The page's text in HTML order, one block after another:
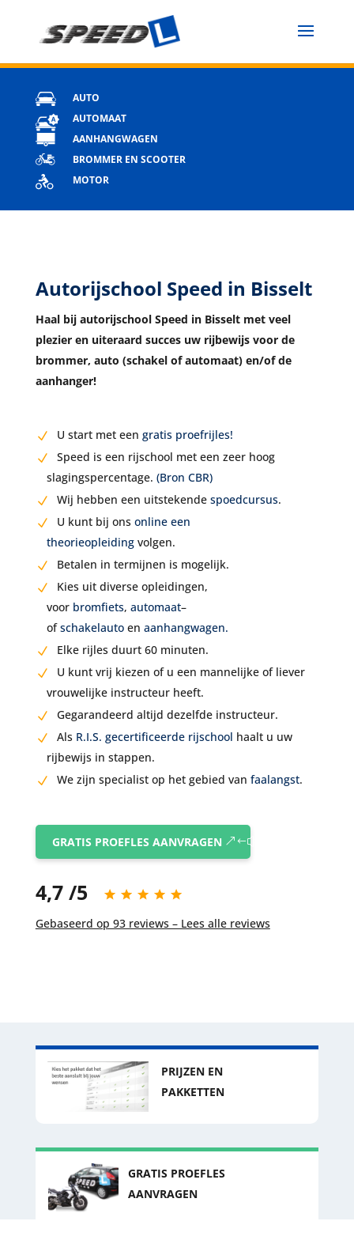
AUTO
AUTOMAAT
AANHANGWAGEN
BROMMER EN SCOOTER
MOTOR
Autorijschool Speed in Bisselt
Haal bij autorijschool Speed in Bisselt met veel
plezier en uiteraard succes uw rijbewijs voor de
brommer, auto (schakel of automaat) en/of de
aanhanger!
U start met een gratis proefrijles!
Speed is een rijschool met een zeer hoog
slagingspercentage. (Bron CBR)
Wij hebben een uitstekende spoedcursus.
U kunt bij ons online een
theorieopleiding volgen.
Betalen in termijnen is mogelijk.
Kies uit diverse opleidingen,
voor bromfiets, automaat–
of schakelauto en aanhangwagen.
Elke rijles duurt 60 minuten.
U kunt vrij kiezen of u een mannelijke of liever
vrouwelijke instructeur heeft.
Gegarandeerd altijd dezelfde instructeur.
Als R.I.S. gecertificeerde rijschool haalt u uw
rijbewijs in stappen.
We zijn specialist op het gebied van faalangst.
GRATIS PROEFLES AANVRAGEN
4,7 /5
Gebaseerd op 93 reviews – Lees alle reviews
PRIJZEN EN
PAKKETTEN
GRATIS PROEFLES
AANVRAGEN